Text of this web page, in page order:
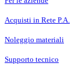
Acquisti in Rete P.A.
Noleggio materiali
Supporto tecnico